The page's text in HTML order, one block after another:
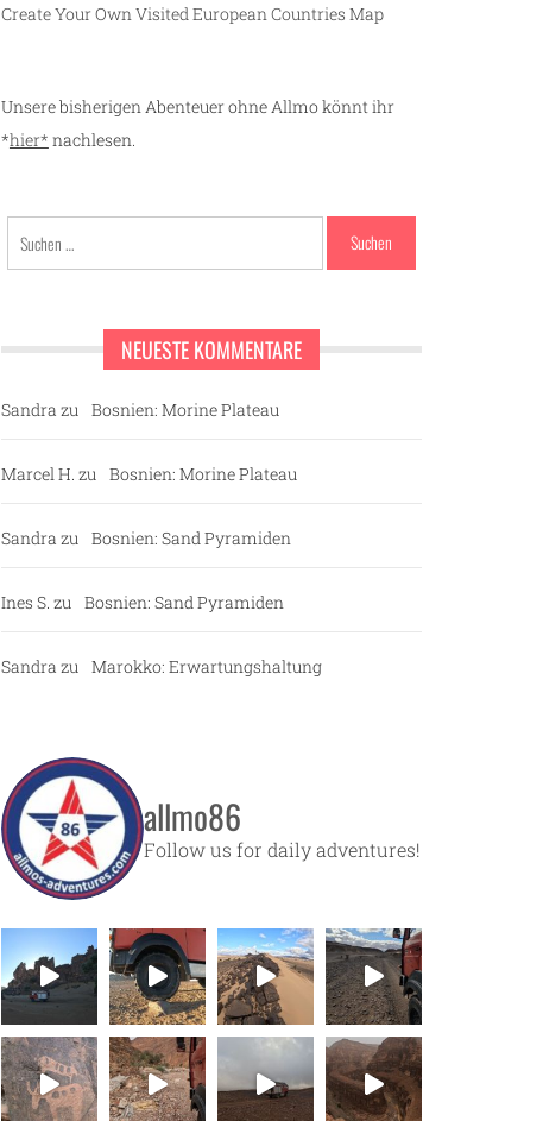
Create Your Own Visited European Countries Map
Unsere bisherigen Abenteuer ohne Allmo könnt ihr
*hier* nachlesen.
Suchen
nach:
NEUESTE KOMMENTARE
Sandra zu Bosnien: Morine Plateau
Marcel H. zu Bosnien: Morine Plateau
Sandra zu Bosnien: Sand Pyramiden
Ines S. zu Bosnien: Sand Pyramiden
Sandra zu Marokko: Erwartungshaltung
allmo86
Follow us for daily adventures!